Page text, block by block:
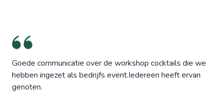
Goede communicatie over de workshop cocktails die we
hebben ingezet als bedrijfs event.Iedereen heeft ervan
genoten.